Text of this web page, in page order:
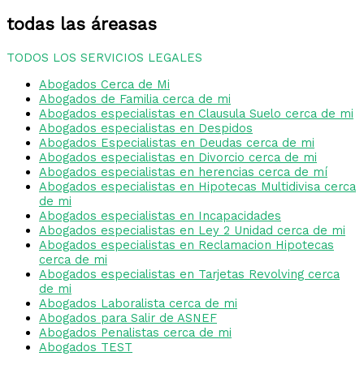
todas las áreasas
TODOS LOS SERVICIOS LEGALES
Abogados Cerca de Mi
Abogados de Familia cerca de mi
Abogados especialistas en Clausula Suelo cerca de mi
Abogados especialistas en Despidos
Abogados Especialistas en Deudas cerca de mi
Abogados especialistas en Divorcio cerca de mi
Abogados especialistas en herencias cerca de mí
Abogados especialistas en Hipotecas Multidivisa cerca
de mi
Abogados especialistas en Incapacidades
Abogados especialistas en Ley 2 Unidad cerca de mi
Abogados especialistas en Reclamacion Hipotecas
cerca de mi
Abogados especialistas en Tarjetas Revolving cerca
de mi
Abogados Laboralista cerca de mi
Abogados para Salir de ASNEF
Abogados Penalistas cerca de mi
Abogados TEST